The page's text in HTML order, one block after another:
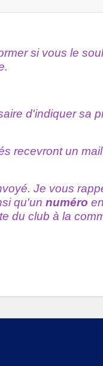
si vous le
d'indiquer sa
recevront un
Je vous
qu'un numéro
du club à la